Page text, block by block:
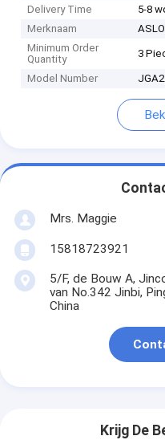
Delivery Time
5-8
Merknaam
Minimum Order
Quantity
3
Model Number
Mrs. Maggie
15818723921
5/F, de Bouw A,
van No.342 Jinbi,
China
Krijg De